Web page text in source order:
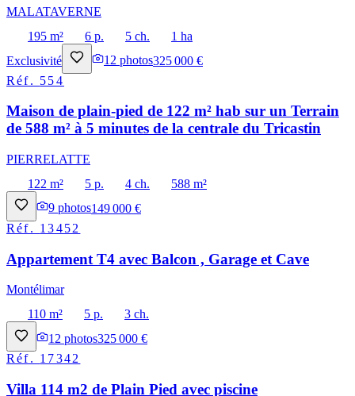
MALATAVERNE
195 m²
6 p. 5 ch.
1 ha
Exclusivité
12 photos325 000 €
Réf. 554
Maison de plain-pied de 122 m² hab sur un Terrain
de 588 m² à 5 minutes de la centrale du Tricastin
PIERRELATTE
122 m²
5 p. 4 ch.
588 m²
9 photos149 000 €
Réf. 13452
Appartement T4 avec Balcon , Garage et Cave
Montélimar
110 m²
5 p.
3 ch.
12 photos325 000 €
Réf. 17342
Villa 114 m2 de Plain Pied avec piscine